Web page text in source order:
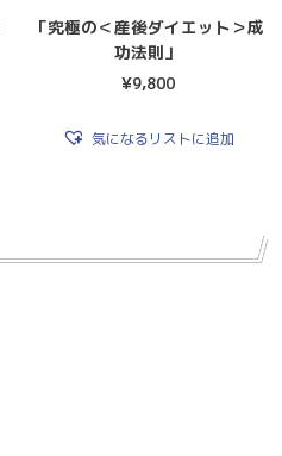
「究極の＜産後ダイエット＞成
功法則」
¥9,800
気になるリストに追加